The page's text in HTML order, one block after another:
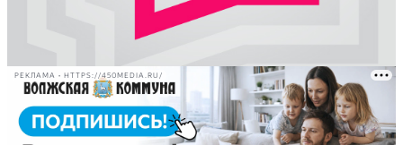
РЕКЛАМА • HTTPS://450MEDIA.RU/